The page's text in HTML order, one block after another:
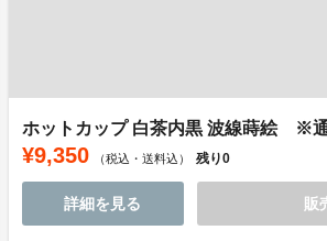
ホットカップ 白茶内黒 波線蒔絵 ※
¥9,350 （税込・送料込） 残り0
詳細を見る 販